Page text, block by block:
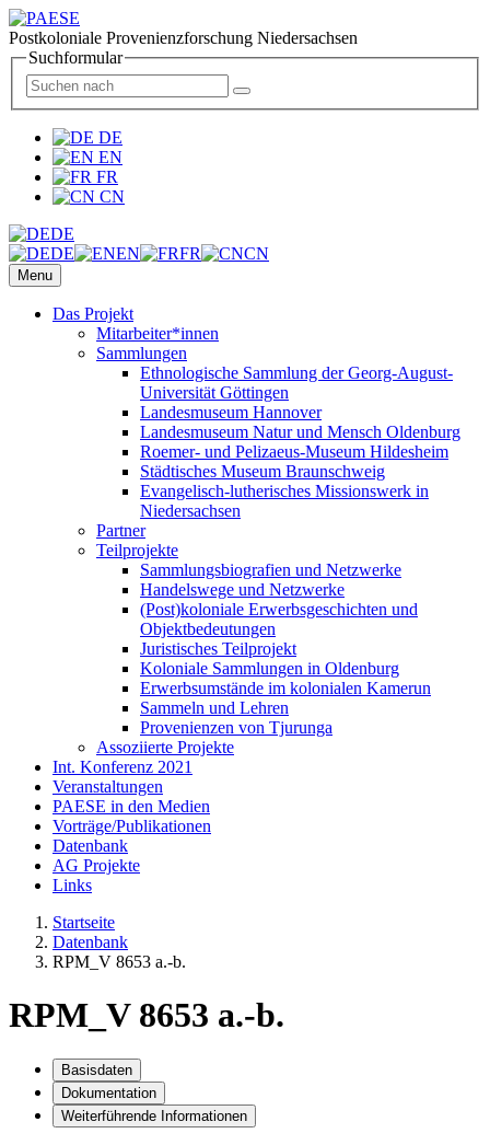
Postkoloniale Provenienzforschung Niedersachsen
Suchformular
DE
EN
FR
CN
DE
DE
EN FR CN
Menu
Das Projekt
Mitarbeiter*innen
Sammlungen
Ethnologische Sammlung der Georg-August-
Universität Göttingen
Landesmuseum Hannover
Landesmuseum Natur und Mensch Oldenburg
Roemer- und Pelizaeus-Museum Hildesheim
Städtisches Museum Braunschweig
Evangelisch-lutherisches Missionswerk in
Niedersachsen
Partner
Teilprojekte
Sammlungsbiografien und Netzwerke
Handelswege und Netzwerke
(Post)koloniale Erwerbsgeschichten und
Objektbedeutungen
Juristisches Teilprojekt
Koloniale Sammlungen in Oldenburg
Erwerbsumstände im kolonialen Kamerun
Sammeln und Lehren
Provenienzen von Tjurunga
Assoziierte Projekte
Int. Konferenz 2021
Veranstaltungen
PAESE in den Medien
Vorträge/Publikationen
Datenbank
AG Projekte
Links
Startseite
Datenbank
RPM_V 8653 a.-b.
RPM_V 8653 a.-b.
Basisdaten
Dokumentation
Weiterführende Informationen